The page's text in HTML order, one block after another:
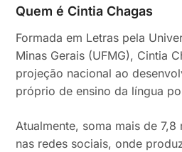
Quem é Cintia Chagas
Formada em Letras pela
Minas Gerais (UFMG), Cintia
projeção nacional ao
próprio de ensino da língua
Atualmente, soma mais de
nas redes sociais, onde